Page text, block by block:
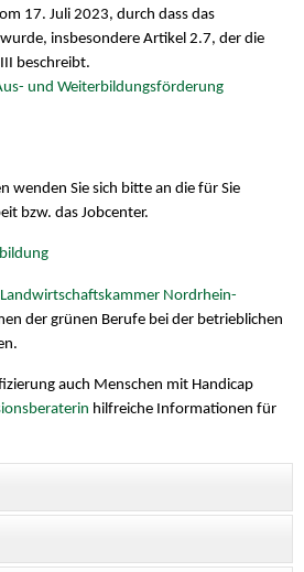
17. Juli 2023, durch dass das
insbesondere Artikel 2.7, der die
beschreibt.
und Weiterbildungsförderung
wenden Sie sich bitte an die für Sie
bzw. das Jobcenter.
Nordrhein-
der grünen Berufe bei der betrieblichen
auch Menschen mit Handicap
hilfreiche Informationen für